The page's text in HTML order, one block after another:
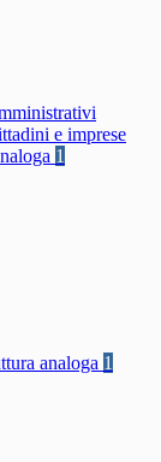
e imprese
1
analoga 1